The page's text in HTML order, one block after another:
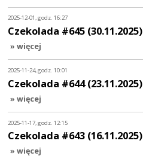
2025-12-01, godz. 16:27
Czekolada #645 (30.11.2025)
» więcej
2025-11-24, godz. 10:01
Czekolada #644 (23.11.2025)
» więcej
2025-11-17, godz. 12:15
Czekolada #643 (16.11.2025)
» więcej